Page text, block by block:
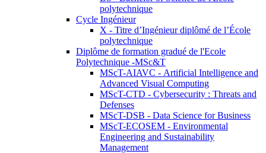
polytechnique
Cycle Ingénieur
X - Titre d’Ingénieur diplômé de l’École
polytechnique
Diplôme de formation gradué de l'Ecole
Polytechnique -MSc&T
MScT-AIAVC - Artificial Intelligence and
Advanced Visual Computing
MScT-CTD - Cybersecurity : Threats and
Defenses
MScT-DSB - Data Science for Business
MScT-ECOSEM - Environmental
Engineering and Sustainability
Management